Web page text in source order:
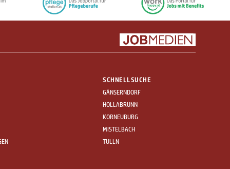
SCHNELLSUCHE
GÄNSERNDORF
HOLLABRUNN
KORNEUBURG
MISTELBACH
TULLN